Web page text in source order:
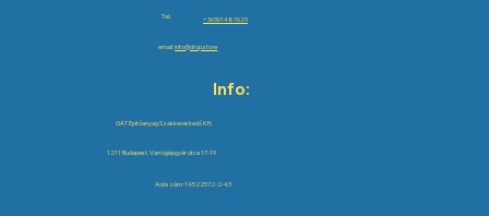
Info:
GÁT Építőanyag Szakkereskedő Kft.
1211 Budapest, Varrógépgyár utca 17-19
Adószám: 14522572-2-43
Tel.:
email:info@drop.store
+36301487629